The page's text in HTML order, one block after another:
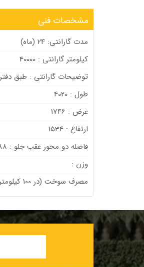
مشخصات فنی
مدت گارانتی: 24 (ماه)
کیلومتر گارانتی : 40000
توضیحات گارانتی : طبق
طول : 4020
عرض : 1746
ارتفاع : 1534
فاصله دو محور عقب جلو : 2588
وزن :
مصرف سوخت (در 100 كيلومتر ) ترکیبی : 6.7